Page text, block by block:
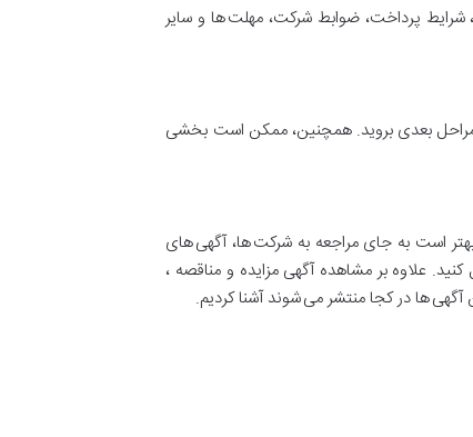
پرداخت، ضوابط شرکت، مهلت ها و سایر
به مراحل بعدی بروید. همچنین، ممکن است بخشی
است به جای مراجعه به شرکت ها، آگهی های
کنید. علاوه بر مشاهده آگهی مزایده و مناقصه ،
آگهی ها در کجا منتشر می شوند آشنا کردیم.